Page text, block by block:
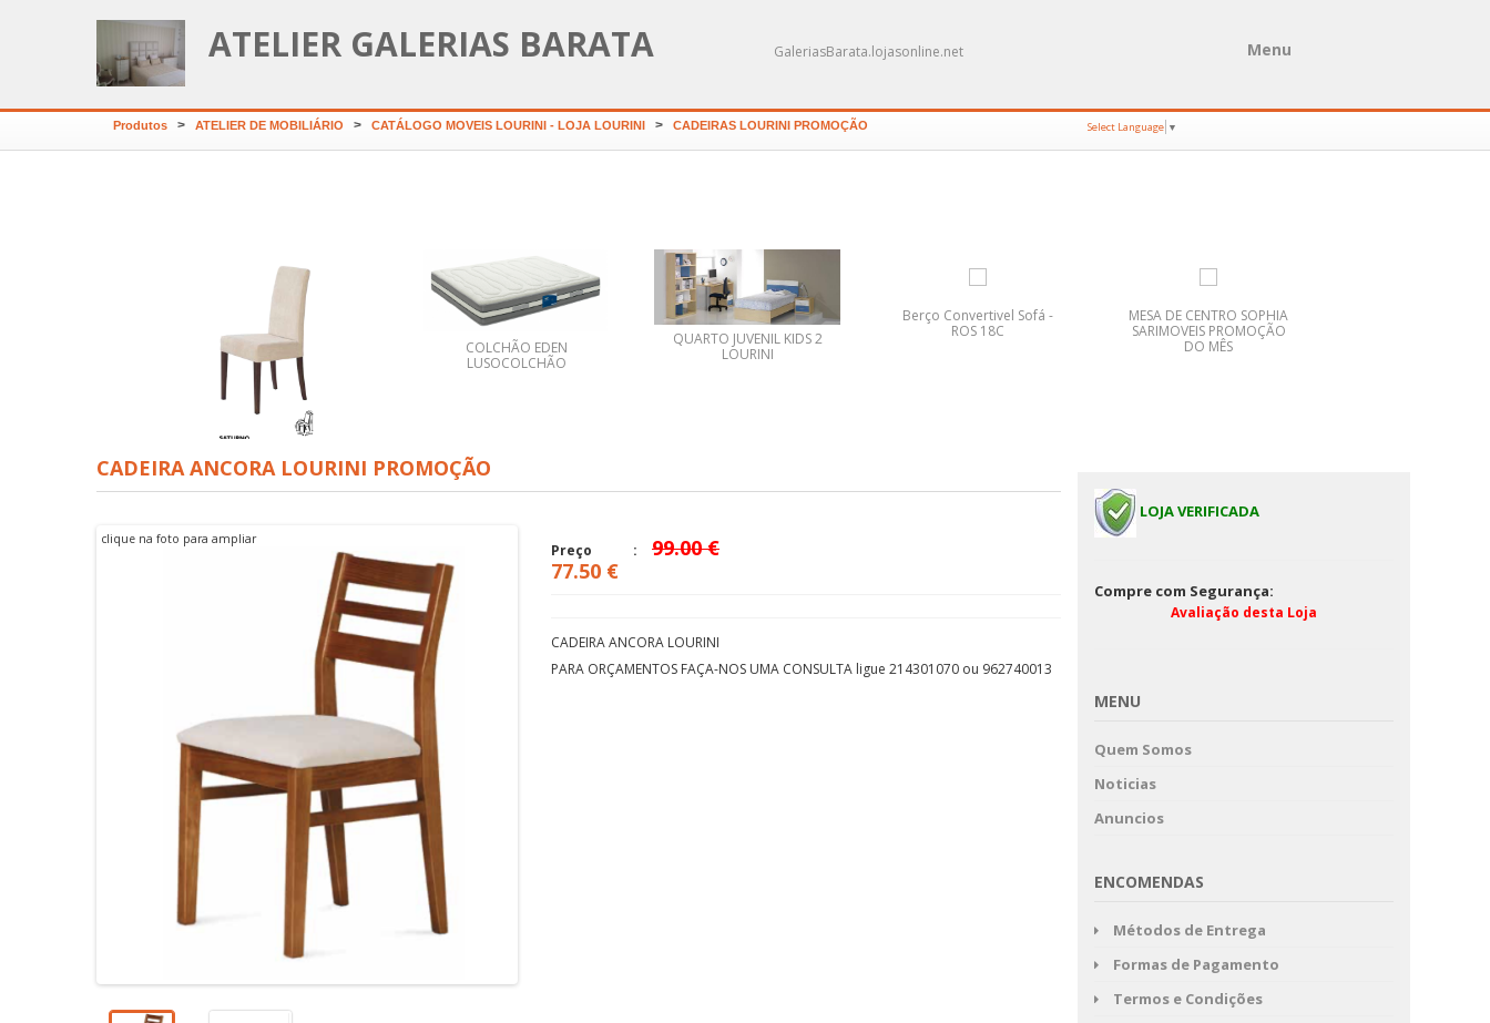
ATELIER GALERIAS BARATA GaleriasBarata.lojasonline.net Menu
Produtos > ATELIER DE MOBILIÁRIO > CATÁLOGO MOVEIS LOURINI - LOJA LOURINI > CADEIRAS LOURINI PROMOÇÃO Select Language ▼
CADEIRA SATURNO
LOURINI PROMOÇÃO
COLCHÃO EDEN
LUSOCOLCHÃO
QUARTO JUVENIL KIDS 2
LOURINI
Berço Convertivel Sofá -
ROS 18C
MESA DE CENTRO SOPHIA
SARIMOVEIS PROMOÇÃO
DO MÊS
CADEIRA ANCORA LOURINI PROMOÇÃO
clique na foto para ampliar
Preço
99.00 €
77.50 €
CADEIRA ANCORA LOURINI
PARA ORÇAMENTOS FAÇA-NOS UMA CONSULTA ligue 214301070 ou 962740013
LOJA VERIFICADA
Compre com Segurança:
Avaliação desta Loja
MENU
Quem Somos
Noticias
Anuncios
ENCOMENDAS
Métodos de Entrega
Formas de Pagamento
Termos e Condições